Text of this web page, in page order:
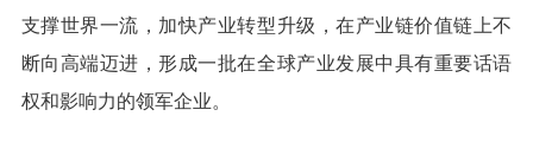
支撑世界一流，加快产业转型升级，在产业链价值链上不
断向高端迈进，形成一批在全球产业发展中具有重要话语
权和影响力的领军企业。